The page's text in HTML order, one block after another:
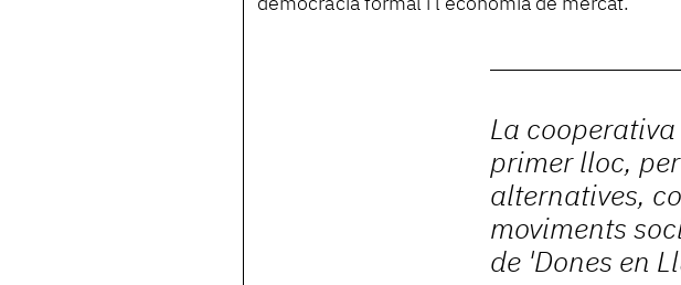
democràcia formal i l’economia de mercat.
La
primer lloc,
alternatives,
moviments
de 'Dones en